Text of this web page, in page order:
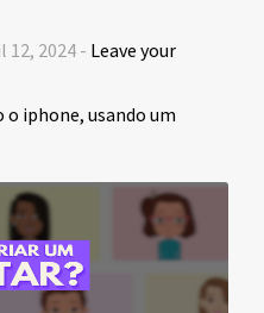
12, 2024 - Leave your
o iphone, usando um